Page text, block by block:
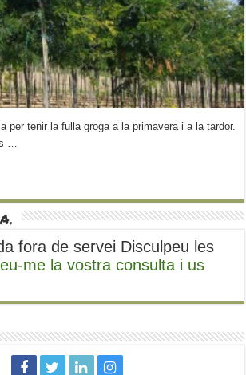
per tenir la fulla groga a la primavera i a la tardor.
…
fora de servei Disculpeu les
me la vostra consulta i us